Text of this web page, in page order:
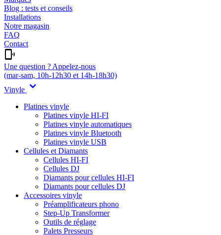
Blog : tests et conseils
Installations
Notre magasin
FAQ
Contact
Une question ? Appelez-nous
(mar-sam, 10h-12h30 et 14h-18h30)
Vinyle
Platines vinyle
Platines vinyle HI-FI
Platines vinyle automatiques
Platines vinyle Bluetooth
Platines vinyle USB
Cellules et Diamants
Cellules HI-FI
Cellules DJ
Diamants pour cellules HI-FI
Diamants pour cellules DJ
Accessoires vinyle
Préamplificateurs phono
Step-Up Transformer
Outils de réglage
Palets Presseurs